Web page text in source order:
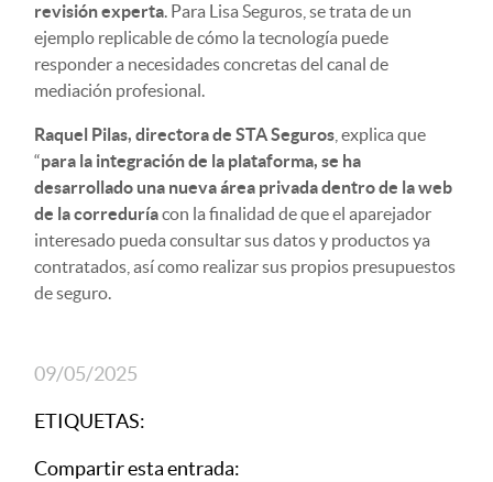
revisión experta. Para Lisa Seguros, se trata de un
ejemplo replicable de cómo la tecnología puede
responder a necesidades concretas del canal de
mediación profesional.
Raquel Pilas, directora de STA Seguros , explica que
“para la integración de la plataforma, se ha
desarrollado una nueva área privada dentro de la web
de la correduríacon la finalidad de que el aparejador
interesado pueda consultar sus datos y productos ya
contratados, así como realizar sus propios presupuestos
de seguro.
09/05/2025
ETIQUETAS:
Compartir esta entrada: